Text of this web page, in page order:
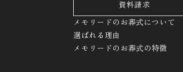
資料請求
メモリードのお葬式について
選ばれる理由
メモリードのお葬式の特徴